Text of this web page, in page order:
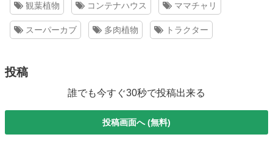
観葉植物 コンテナハウス ママチャリ
スーパーカブ 多肉植物 トラクター
投稿
誰でも今すぐ30秒で投稿出来る
投稿画面へ (無料)